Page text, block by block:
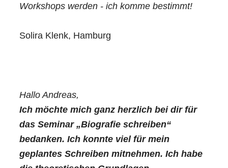
Workshops werden - ich komme bestimmt!
Solira Klenk, Hamburg
Hallo Andreas,
Ich möchte mich ganz herzlich bei dir für
das Seminar „Biografie schreiben“
bedanken. Ich konnte viel für mein
geplantes Schreiben mitnehmen. Ich habe